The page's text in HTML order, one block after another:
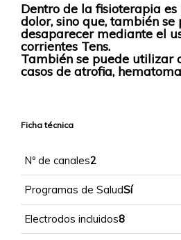
Dentro de la fisioterapia
dolor, sino que, también
desaparecer mediante el
corrientes Tens.
También se puede utilizar
casos de atrofia,
Ficha técnica
Nº de canales2
Programas de SaludSí
Electrodos incluidos8